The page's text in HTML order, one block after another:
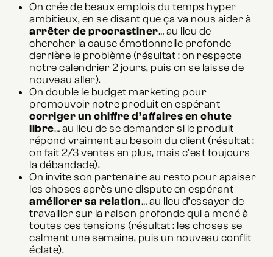
On crée de beaux emplois du temps hyper
ambitieux, en se disant que ça va nous aider à
arrêter de procrastiner… au lieu de
chercher la cause émotionnelle profonde
derrière le problème (résultat : on respecte
notre calendrier 2 jours, puis on se laisse de
nouveau aller).
On double le budget marketing pour
promouvoir notre produit en espérant
corriger un chiffre d’affaires en chute
libre… au lieu de se demander si le produit
répond vraiment au besoin du client (résultat :
on fait 2/3 ventes en plus, mais c’est toujours
la débandade).
On invite son partenaire au resto pour apaiser
les choses après une dispute en espérant
améliorer sa relation… au lieu d’essayer de
travailler sur la raison profonde qui a mené à
toutes ces tensions (résultat : les choses se
calment une semaine, puis un nouveau conflit
éclate).